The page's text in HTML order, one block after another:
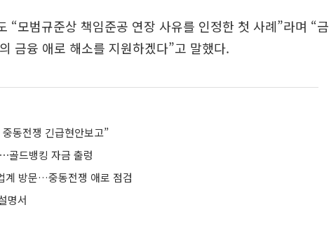
“모범규준상 책임준공 연장 사유를 인정한 첫 사례”라며 “금
금융 애로 해소를 지원하겠다”고 말했다.
동전쟁 긴급현안보고”
골드뱅킹 자금 출렁
계 방문…중동전쟁 애로 점검
명서